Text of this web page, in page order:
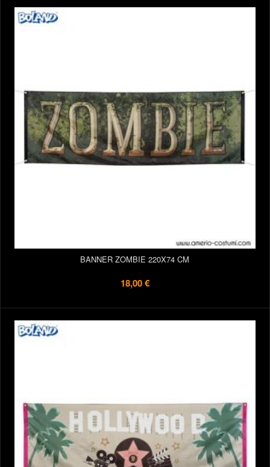
BANNER ZOMBIE 220X74 CM
18,00 €